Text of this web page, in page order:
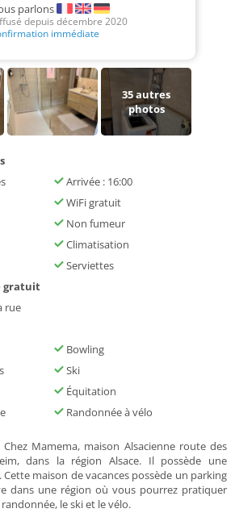
parlons
depuis décembre 2020
immédiate
35autres
photos
Arrivée : 16:00
WiFi gratuit
Non fumeur
Climatisation
Serviettes
gratuit
rue
Bowling
Ski
Équitation
Randonnée à vélo
Chez Mamema, maison Alsacienne route des
dans la région Alsace. Il possède une
maison de vacances possède un parking
dans une région où vous pourrez pratiquer
le ski et le vélo.